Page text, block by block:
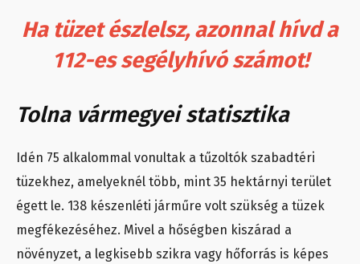
Ha tüzet észlelsz, azonnal hívd a
112-es segélyhívó számot!
Tolna vármegyei statisztika
Idén 75 alkalommal vonultak a tűzoltók szabadtéri
tüzekhez, amelyeknél több, mint 35 hektárnyi terület
égett le. 138 készenléti járműre volt szükség a tüzek
megfékezéséhez. Mivel a hőségben kiszárad a
növényzet, a legkisebb szikra vagy hőforrás is képes